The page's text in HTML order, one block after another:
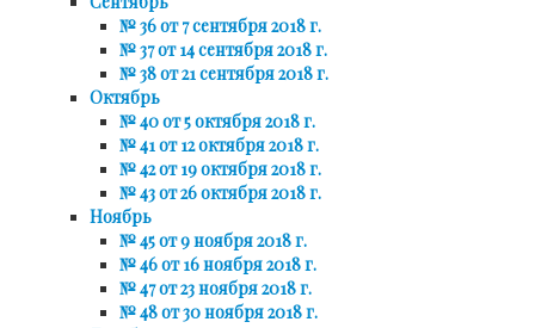
№ 36 от 7 сентября 2018 г.
№ 37 от 14 сентября 2018 г.
№ 38 от 21 сентября 2018 г.
Октябрь
№ 40 от 5 октября 2018 г.
№ 41 от 12 октября 2018 г.
№ 42 от 19 октября 2018 г.
№ 43 от 26 октября 2018 г.
Ноябрь
№ 45 от 9 ноября 2018 г.
№ 46 от 16 ноября 2018 г.
№ 47 от 23 ноября 2018 г.
№ 48 от 30 ноября 2018 г.